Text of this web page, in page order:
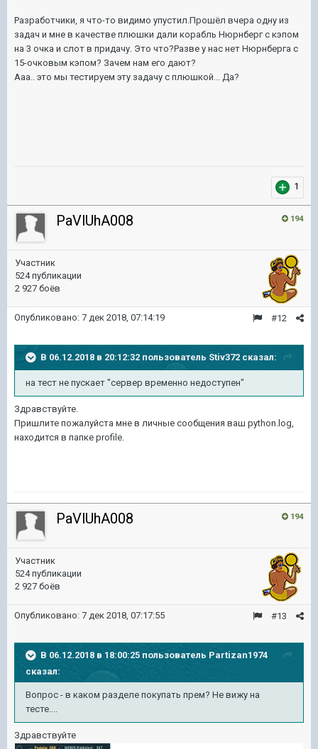
Разработчики, я что-то видимо упустил.Прошёл вчера одну из
задач и мне в качестве плюшки дали корабль Нюрнберг с кэпом
на 3 очка и слот в придачу. Это что?Разве у нас нет Нюрнберга с
15-очковым кэпом? Зачем нам его дают?
Ааа.. это мы тестируем эту задачу с плюшкой... Да?
1
194
PaVlUhA008
Участник
524 публикации
2 927 боёв
#12
Опубликовано: 7 дек 2018, 07:14:19
В 06.12.2018 в 20:12:32 пользователь Stiv372 сказал:
на тест не пускает "сервер временно недоступен"
Здравствуйте.
Пришлите пожалуйста мне в личные сообщения ваш python.log,
находится в папке profile.
194
PaVlUhA008
Участник
524 публикации
2 927 боёв
#13
Опубликовано: 7 дек 2018, 07:17:55
В 06.12.2018 в 18:00:25 пользователь Partizan1974
сказал:
Вопрос - в каком разделе покупать прем? Не вижу на
тесте....
Здравствуйте